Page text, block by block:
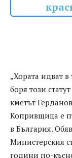
„Хората идват
боря този
кметът
Копривщица е
в България.
Министерския
години по-